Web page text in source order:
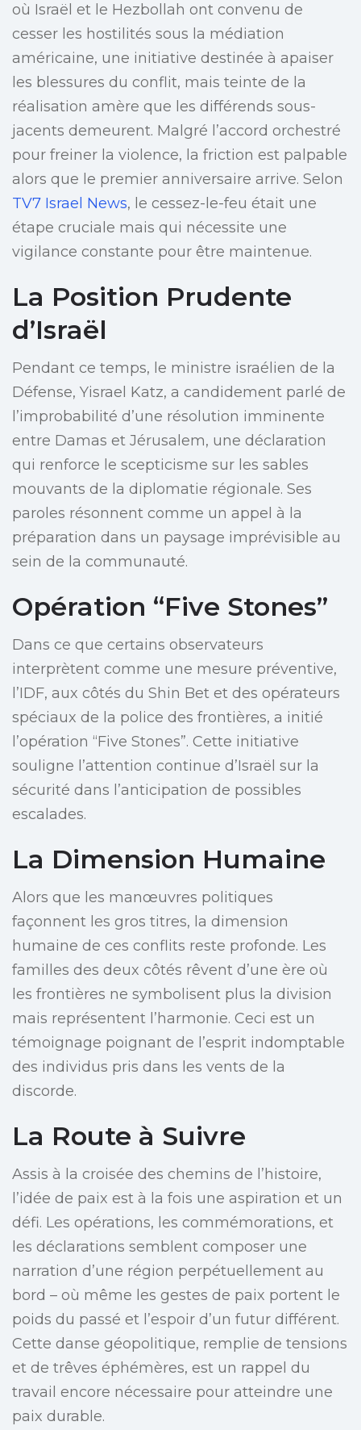
où Israël et le Hezbollah ont convenu de
cesser les hostilités sous la médiation
américaine, une initiative destinée à apaiser
les blessures du conflit, mais teinte de la
réalisation amère que les différends sous-
jacents demeurent. Malgré l’accord orchestré
pour freiner la violence, la friction est palpable
alors que le premier anniversaire arrive. Selon
TV7 Israel News, le cessez-le-feu était une
étape cruciale mais qui nécessite une
vigilance constante pour être maintenue.
La Position Prudente
d’Israël
Pendant ce temps, le ministre israélien de la
Défense, Yisrael Katz, a candidement parlé de
l’improbabilité d’une résolution imminente
entre Damas et Jérusalem, une déclaration
qui renforce le scepticisme sur les sables
mouvants de la diplomatie régionale. Ses
paroles résonnent comme un appel à la
préparation dans un paysage imprévisible au
sein de la communauté.
Opération “Five Stones”
Dans ce que certains observateurs
interprètent comme une mesure préventive,
l’IDF, aux côtés du Shin Bet et des opérateurs
spéciaux de la police des frontières, a initié
l’opération “Five Stones”. Cette initiative
souligne l’attention continue d’Israël sur la
sécurité dans l’anticipation de possibles
escalades.
La Dimension Humaine
Alors que les manœuvres politiques
façonnent les gros titres, la dimension
humaine de ces conflits reste profonde. Les
familles des deux côtés rêvent d’une ère où
les frontières ne symbolisent plus la division
mais représentent l’harmonie. Ceci est un
témoignage poignant de l’esprit indomptable
des individus pris dans les vents de la
discorde.
La Route à Suivre
Assis à la croisée des chemins de l’histoire,
l’idée de paix est à la fois une aspiration et un
défi. Les opérations, les commémorations, et
les déclarations semblent composer une
narration d’une région perpétuellement au
bord – où même les gestes de paix portent le
poids du passé et l’espoir d’un futur différent.
Cette danse géopolitique, remplie de tensions
et de trêves éphémères, est un rappel du
travail encore nécessaire pour atteindre une
paix durable.